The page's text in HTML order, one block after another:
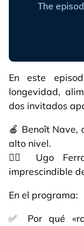
En este
longevidad,
dos invitados
🍎 Benoît Nave,
alto nivel.
🏃‍♂️ Ugo
imprescindible
En el programa:
✅ Por qué